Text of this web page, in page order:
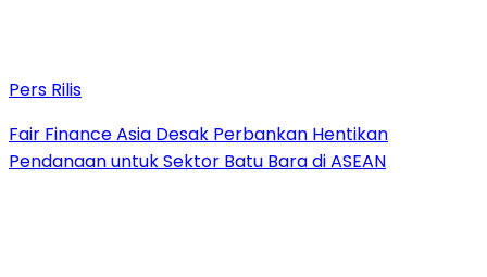
Pers Rilis
Fair Finance Asia Desak Perbankan Hentikan
Pendanaan untuk Sektor Batu Bara di ASEAN